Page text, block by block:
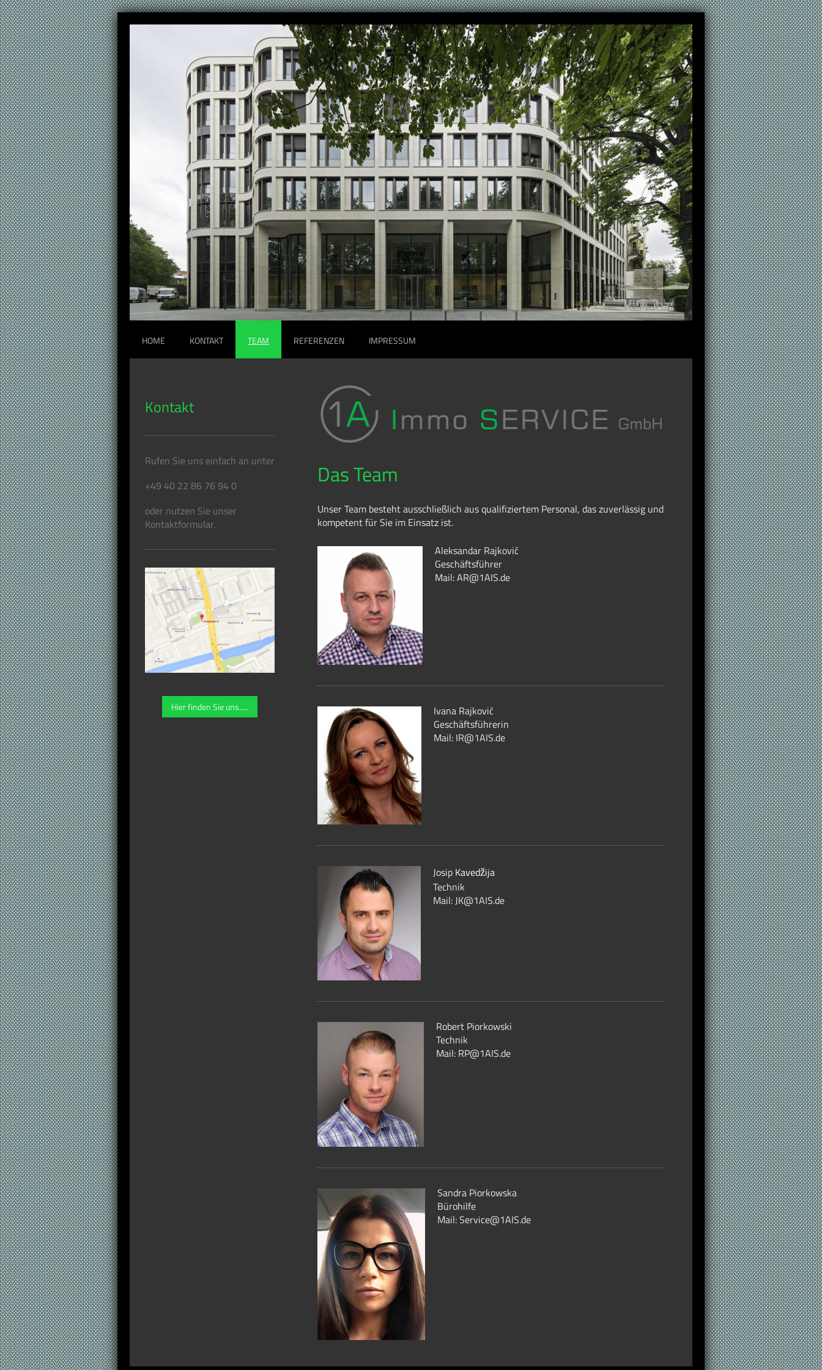
HOME KONTAKT TEAM REFERENZEN IMPRESSUM
Das Team
Unser Team besteht ausschließlich aus qualifiziertem Personal, das zuverlässig und
kompetent für Sie im Einsatz ist.
Aleksandar Rajković
Geschäftsführer
Mail: AR@1AIS.de
Ivana Rajković
Geschäftsführerin
Mail: IR@1AIS.de
Josip Kavedžija
Technik
Mail: JK@1AIS.de
Robert Piorkowski
Technik
Mail: RP@1AIS.de
Sandra Piorkowska
Bürohilfe
Mail: Service@1AIS.de
Kontakt
Rufen Sie uns einfach an unter
+49 40 22 86 76 94 0
oder nutzen Sie unser
Kontaktformular.
Hier finden Sie uns.....